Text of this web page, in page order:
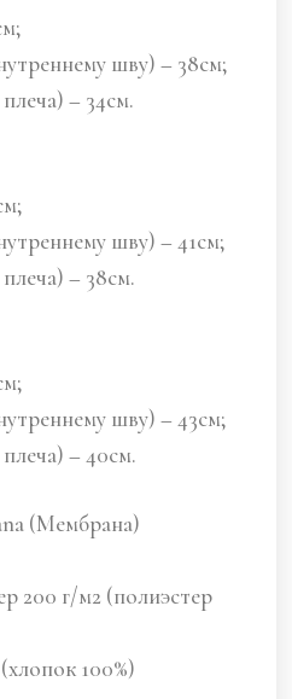
шву) – 38см;
– 34см.
шву) – 41см;
– 38см.
шву) – 43см;
– 40см.
(Мембрана)
200 г/м2 (полиэстер
100%)